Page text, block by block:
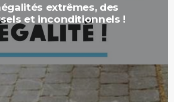
extrêmes, des
et inconditionnels !